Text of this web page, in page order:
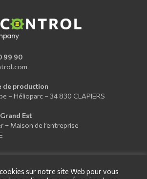
99 90
de production
– Hélioparc – 34 830 CLAPIERS
Est
– Maison de l’entreprise
sur notre site Web pour vous